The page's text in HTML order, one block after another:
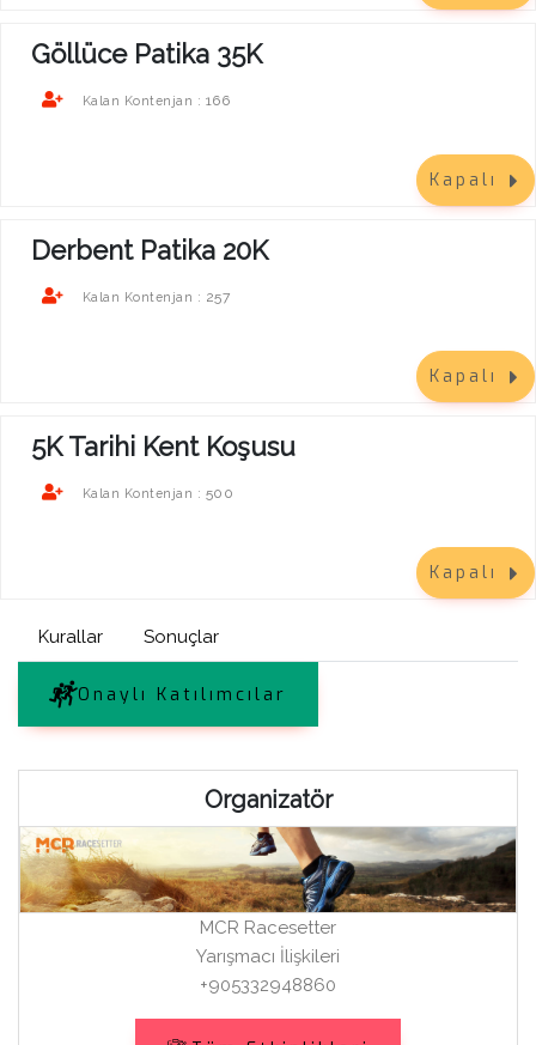
Göllüce Patika 35K
Kalan Kontenjan : 166
Kapalı
Derbent Patika 20K
Kalan Kontenjan : 257
Kapalı
5K Tarihi Kent Koşusu
Kalan Kontenjan : 500
Kapalı
Kurallar Sonuçlar
Onaylı Katılımcılar
Organizatör
MCR Racesetter
Yarışmacı İlişkileri
+905332948860